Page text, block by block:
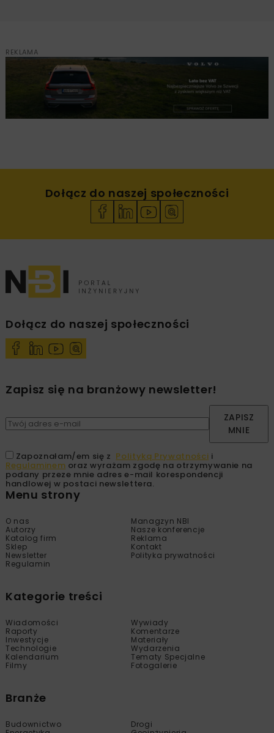
REKLAMA
Dołącz do naszej społeczności
Dołącz do naszej społeczności
Zapisz się na branżowy newsletter!
ZAPISZ
MNIE
Zapoznałam/em się z Polityką Prywatności i
Regulaminem oraz wyrażam zgodę na otrzymywanie na
podany przeze mnie adres e-mail korespondencji
handlowej w postaci newslettera.
Menu strony
O nas
Managzyn NBI
Autorzy
Nasze konferencje
Katalog firm
Reklama
Sklep
Kontakt
Newsletter
Polityka prywatności
Regulamin
Kategorie treści
Wiadomości
Wywiady
Raporty
Komentarze
Inwestycje
Materiały
Technologie
Wydarzenia
Kalendarium
Tematy Specjalne
Filmy
Fotogalerie
Branże
Budownictwo
Drogi